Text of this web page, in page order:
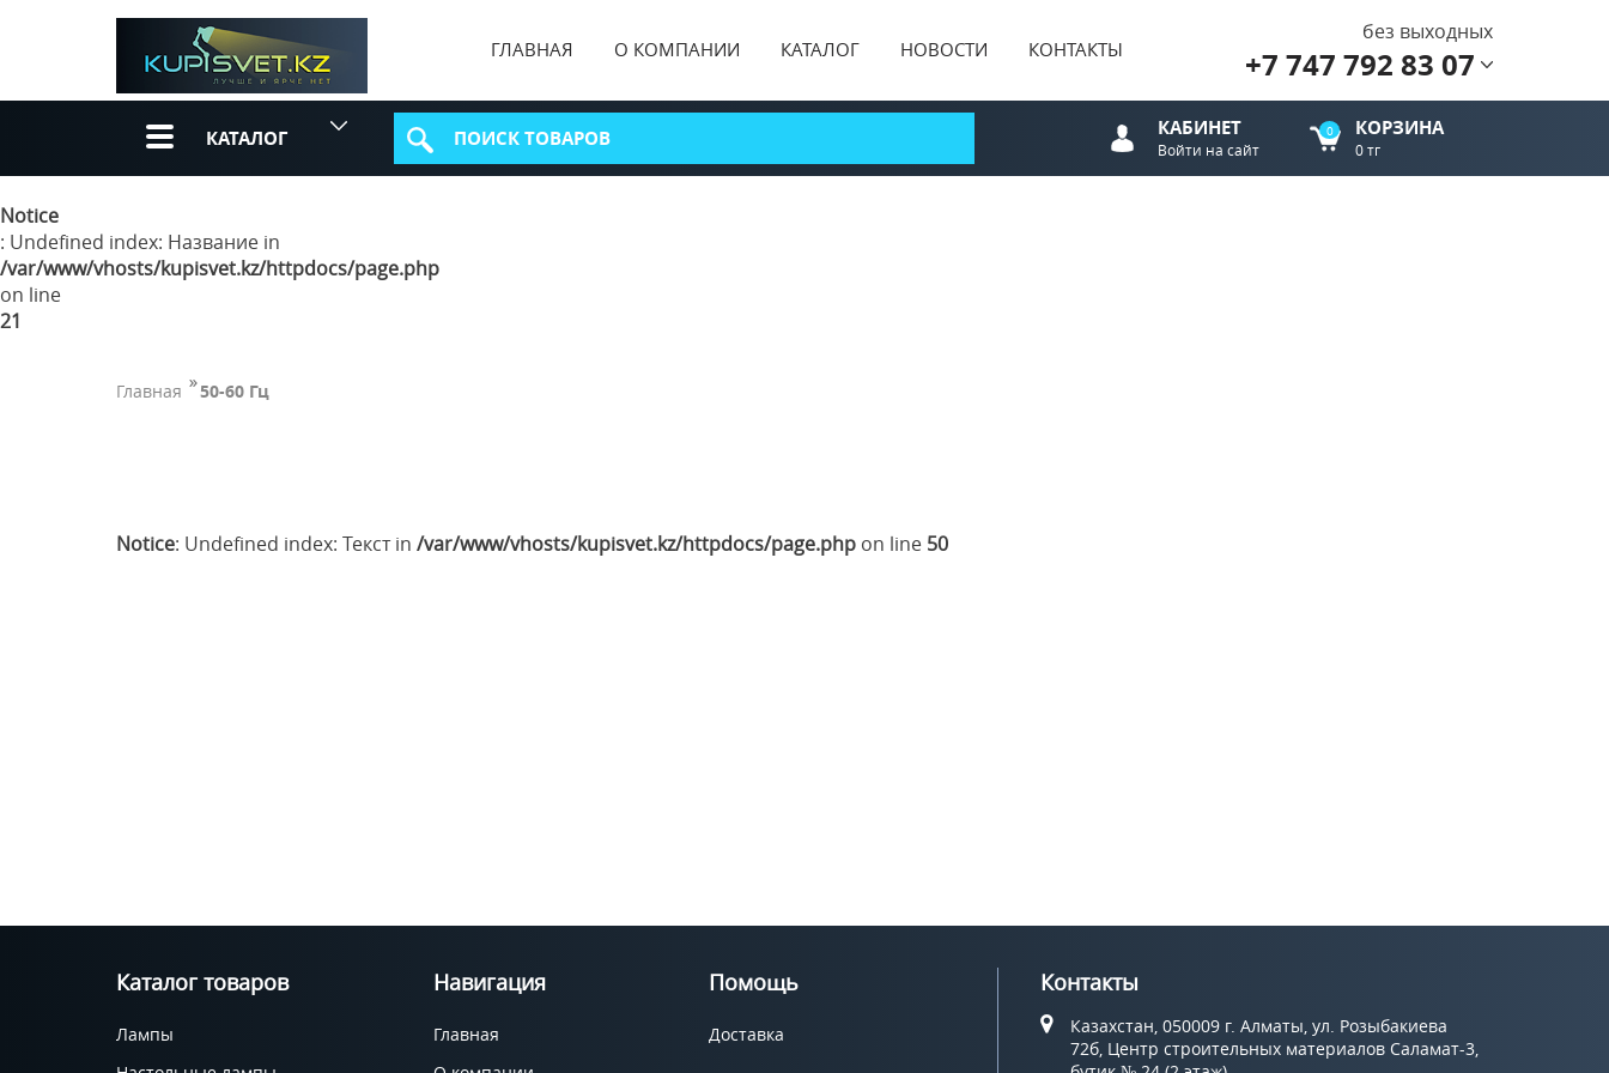
Notice
: Undefined index: Название in
/var/www/vhosts/kupisvet.kz/httpdocs/page.php
on line
21
ГЛАВНАЯ О КОМПАНИИ КАТАЛОГ НОВОСТИ КОНТАКТЫ
без выходных
+7 747 792 83 07
КАТАЛОГ КАБИНЕТ
Войти на сайт
КОРЗИНА
0 тг
0
Главная 50-60 Гц
Notice: Undefined index: Текст in /var/www/vhosts/kupisvet.kz/httpdocs/page.php on line 50
Каталог товаров
Лампы
Навигация
Главная
Помощь
Доставка
Контакты
Казахстан, 050009 г. Алматы, ул. Розыбакиева
72б, Центр строительных материалов Саламат-3,